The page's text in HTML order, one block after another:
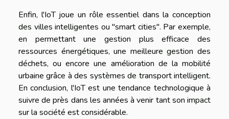
Enfin, l'IoT joue un rôle essentiel dans la conception
des villes intelligentes ou "smart cities". Par exemple,
en permettant une gestion plus efficace des
ressources énergétiques, une meilleure gestion des
déchets, ou encore une amélioration de la mobilité
urbaine grâce à des systèmes de transport intelligent.
En conclusion, l'IoT est une tendance technologique à
suivre de près dans les années à venir tant son impact
sur la société est considérable.